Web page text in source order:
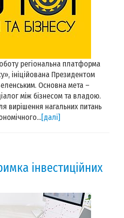
регіональна платформа
ініційована Президентом
Основна мета –
між бізнесом та владою.
вирішення нагальних питань
[далі]
інвестиційних